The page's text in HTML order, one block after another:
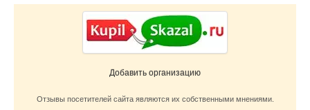
Добавить организацию
Отзывы посетителей сайта являются их собственными мнениями.